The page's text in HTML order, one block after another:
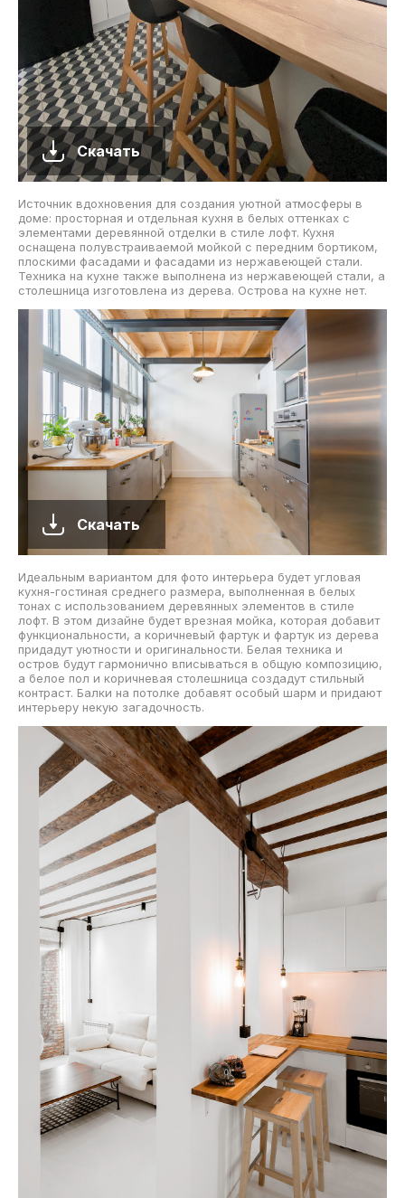
Скачать
Источник вдохновения для создания уютной атмосферы в
доме: просторная и отдельная кухня в белых оттенках с
элементами деревянной отделки в стиле лофт. Кухня
оснащена полувстраиваемой мойкой с передним бортиком,
плоскими фасадами и фасадами из нержавеющей стали.
Техника на кухне также выполнена из нержавеющей стали, а
столешница изготовлена из дерева. Острова на кухне нет.
Скачать
Идеальным вариантом для фото интерьера будет угловая
кухня-гостиная среднего размера, выполненная в белых
тонах с использованием деревянных элементов в стиле
лофт. В этом дизайне будет врезная мойка, которая добавит
функциональности, а коричневый фартук и фартук из дерева
придадут уютности и оригинальности. Белая техника и
остров будут гармонично вписываться в общую композицию,
а белое пол и коричневая столешница создадут стильный
контраст. Балки на потолке добавят особый шарм и придают
интерьеру некую загадочность.